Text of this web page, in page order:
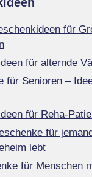
für
für alternde
für Senioren –
für Reha-
für
lebt
für Menschen